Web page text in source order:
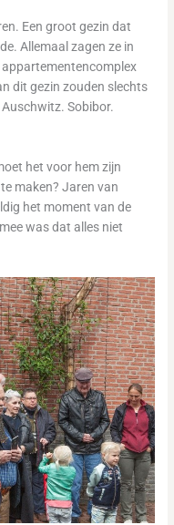
Een groot gezin dat
Allemaal zagen ze in
dit gezin zouden slechts
Sobibor.
het voor hem zijn
maken? Jaren van
het moment van de
was dat alles niet